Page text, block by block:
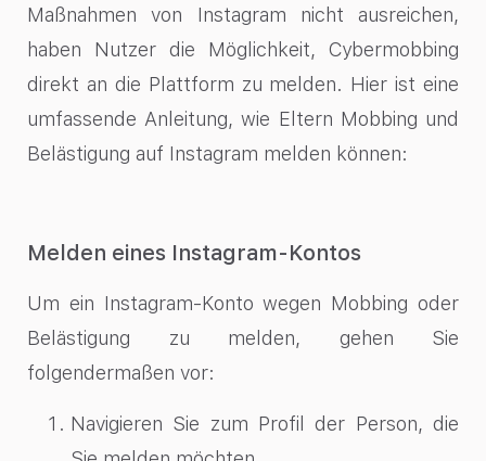
Maßnahmen von Instagram nicht ausreichen,
haben Nutzer die Möglichkeit, Cybermobbing
direkt an die Plattform zu melden. Hier ist eine
umfassende Anleitung, wie Eltern Mobbing und
Belästigung auf Instagram melden können:
Melden eines Instagram-Kontos
Um ein Instagram-Konto wegen Mobbing oder
Belästigung zu melden, gehen Sie
folgendermaßen vor:
Navigieren Sie zum Profil der Person, die